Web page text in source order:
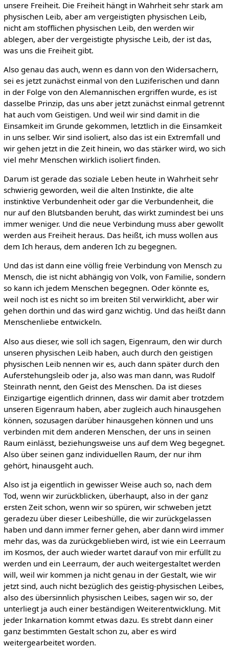
unsere Freiheit. Die Freiheit hängt in Wahrheit sehr stark am
physischen Leib, aber am vergeistigten physischen Leib,
nicht am stofflichen physischen Leib, den werden wir
ablegen, aber der vergeistigte physische Leib, der ist das,
was uns die Freiheit gibt.
Also genau das auch, wenn es dann von den Widersachern,
sei es jetzt zunächst einmal von den Luziferischen und dann
in der Folge von den Alemannischen ergriffen wurde, es ist
dasselbe Prinzip, das uns aber jetzt zunächst einmal getrennt
hat auch vom Geistigen. Und weil wir sind damit in die
Einsamkeit im Grunde gekommen, letztlich in die Einsamkeit
in uns selber. Wir sind isoliert, also das ist ein Extremfall und
wir gehen jetzt in die Zeit hinein, wo das stärker wird, wo sich
viel mehr Menschen wirklich isoliert finden.
Darum ist gerade das soziale Leben heute in Wahrheit sehr
schwierig geworden, weil die alten Instinkte, die alte
instinktive Verbundenheit oder gar die Verbundenheit, die
nur auf den Blutsbanden beruht, das wirkt zumindest bei uns
immer weniger. Und die neue Verbindung muss aber gewollt
werden aus Freiheit heraus. Das heißt, ich muss wollen aus
dem Ich heraus, dem anderen Ich zu begegnen.
Und das ist dann eine völlig freie Verbindung von Mensch zu
Mensch, die ist nicht abhängig von Volk, von Familie, sondern
so kann ich jedem Menschen begegnen. Oder könnte es,
weil noch ist es nicht so im breiten Stil verwirklicht, aber wir
gehen dorthin und das wird ganz wichtig. Und das heißt dann
Menschenliebe entwickeln.
Also aus dieser, wie soll ich sagen, Eigenraum, den wir durch
unseren physischen Leib haben, auch durch den geistigen
physischen Leib nennen wir es, auch dann später durch den
Auferstehungsleib oder ja, also was man dann, was Rudolf
Steinrath nennt, den Geist des Menschen. Da ist dieses
Einzigartige eigentlich drinnen, dass wir damit aber trotzdem
unseren Eigenraum haben, aber zugleich auch hinausgehen
können, sozusagen darüber hinausgehen können und uns
verbinden mit dem anderen Menschen, der uns in seinen
Raum einlässt, beziehungsweise uns auf dem Weg begegnet.
Also über seinen ganz individuellen Raum, der nur ihm
gehört, hinausgeht auch.
Also ist ja eigentlich in gewisser Weise auch so, nach dem
Tod, wenn wir zurückblicken, überhaupt, also in der ganz
ersten Zeit schon, wenn wir so spüren, wir schweben jetzt
geradezu über dieser Leibeshülle, die wir zurückgelassen
haben und dann immer ferner gehen, aber dann wird immer
mehr das, was da zurückgeblieben wird, ist wie ein Leerraum
im Kosmos, der auch wieder wartet darauf von mir erfüllt zu
werden und ein Leerraum, der auch weitergestaltet werden
will, weil wir kommen ja nicht genau in der Gestalt, wie wir
jetzt sind, auch nicht bezüglich des geistig-physischen Leibes,
also des übersinnlich physischen Leibes, sagen wir so, der
unterliegt ja auch einer beständigen Weiterentwicklung. Mit
jeder Inkarnation kommt etwas dazu. Es strebt dann einer
ganz bestimmten Gestalt schon zu, aber es wird
weitergearbeitet worden.